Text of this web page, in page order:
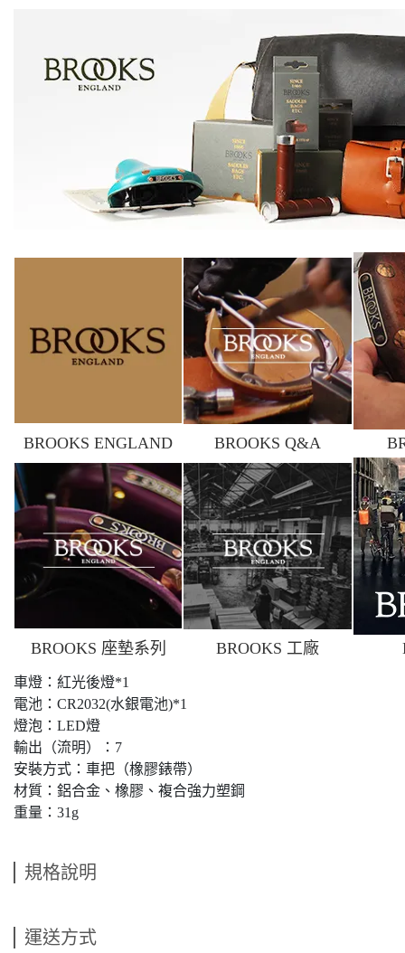
BROOKS ENGLAND BROOKS Q&A
BROOKS 座墊系列 BROOKS 工廠
車燈：紅光後燈*1
電池：CR2032(水銀電池)*1
燈泡：LED燈
輸出（流明）：7
安裝方式：車把（橡膠錶帶）
材質：鋁合金、橡膠、複合強力塑鋼
重量：31g
規格說明
運送方式